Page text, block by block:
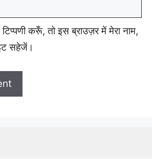
करूँ, तो इस ब्राउज़र में मेरा नाम,
सहेजें।